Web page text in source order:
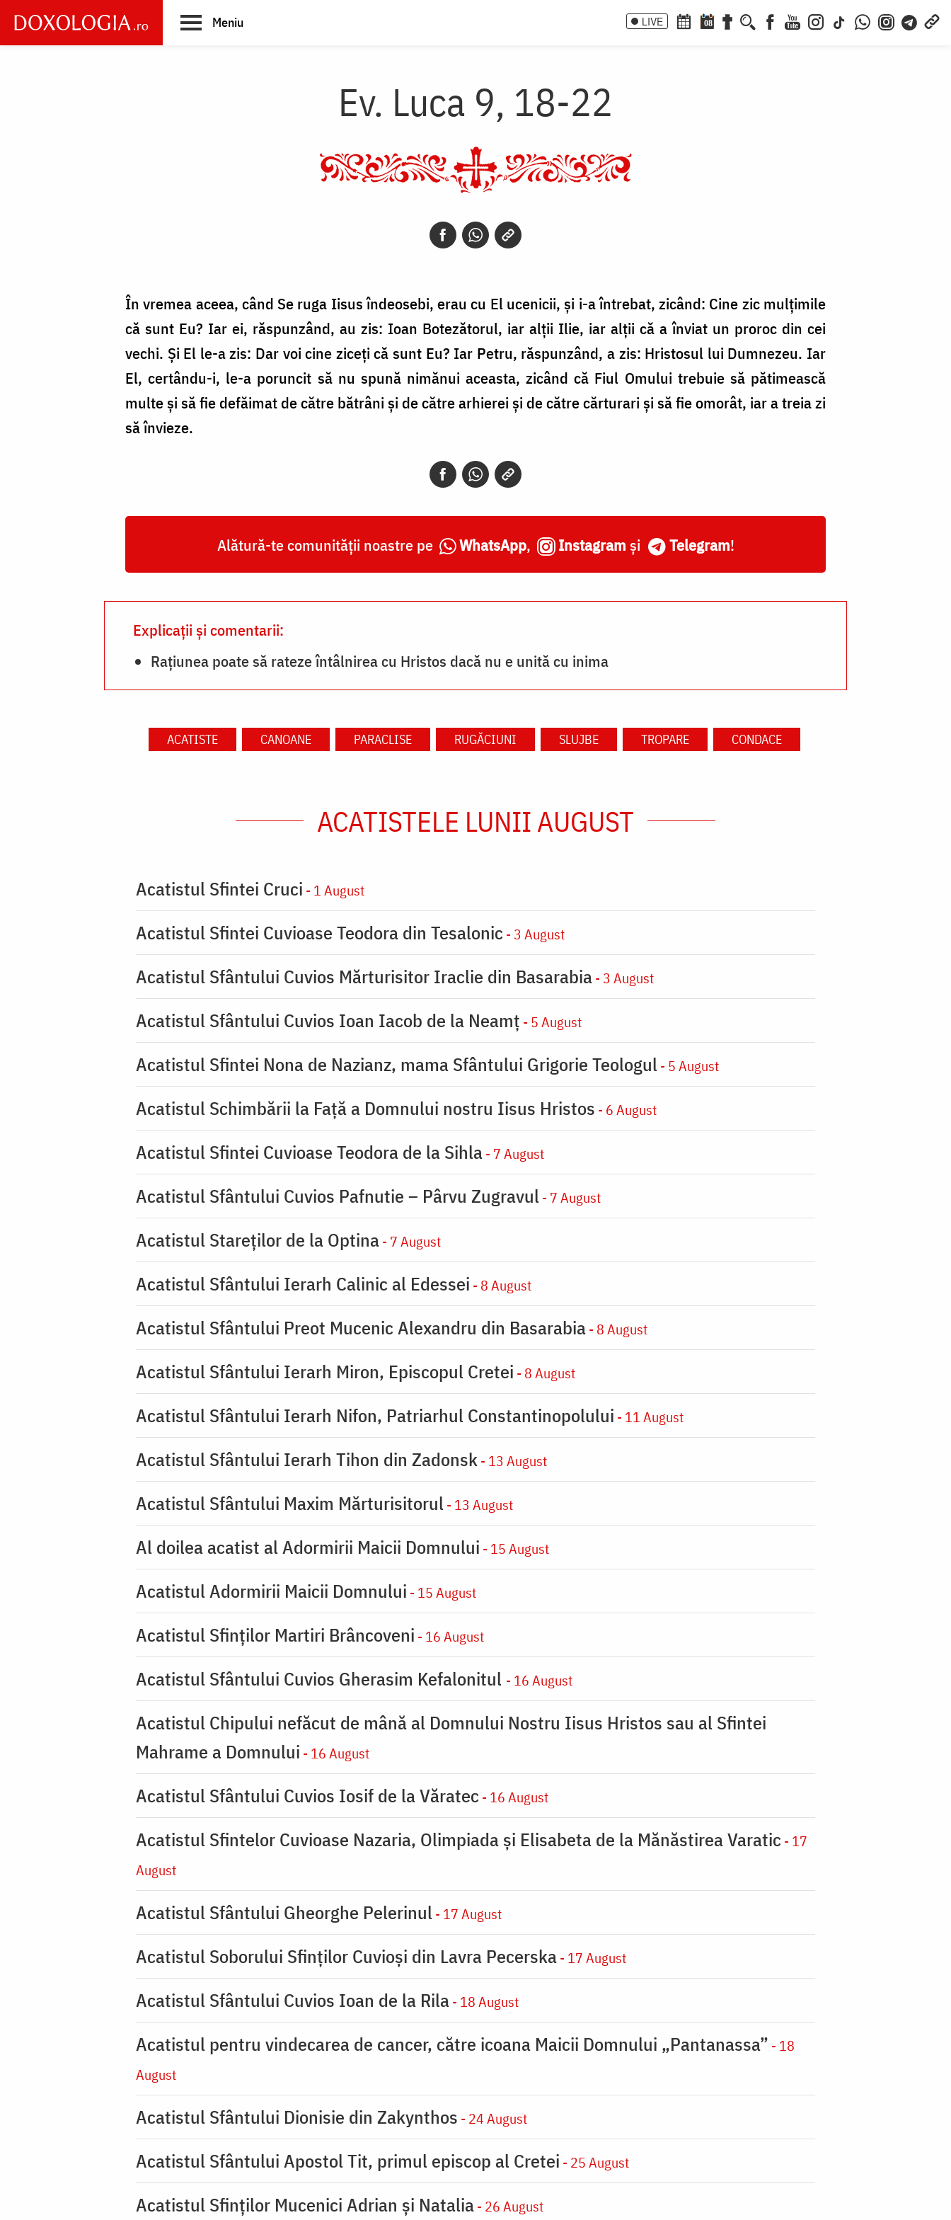
main
Meniu LIVE 08
Ev. Luca 9, 18-22
În vremea aceea, când Se ruga Iisus îndeosebi, erau cu El ucenicii, și i-a întrebat, zicând: Cine zic mulțimile
că sunt Eu? Iar ei, răspunzând, au zis: Ioan Botezătorul, iar alții Ilie, iar alții că a înviat un proroc din cei
vechi. Și El le-a zis: Dar voi cine ziceți că sunt Eu? Iar Petru, răspunzând, a zis: Hristosul lui Dumnezeu. Iar
El, certându-i, le-a poruncit să nu spună nimănui aceasta, zicând că Fiul Omului trebuie să pătimească
multe și să fie defăimat de către bătrâni și de către arhierei și de către cărturari și să fie omorât, iar a treia zi
să învieze.
Alătură-te comunității noastre pe WhatsApp, Instagram și Telegram!
Explicații și comentarii:
Rațiunea poate să rateze întâlnirea cu Hristos dacă nu e unită cu inima
ACATISTE CANOANE PARACLISE RUGĂCIUNI SLUJBE TROPARE CONDACE
ACATISTELE LUNII AUGUST
Acatistul Sfintei Cruci - 1 August
Acatistul Sfintei Cuvioase Teodora din Tesalonic - 3 August
Acatistul Sfântului Cuvios Mărturisitor Iraclie din Basarabia- 3 August
Acatistul Sfântului Cuvios Ioan Iacob de la Neamț - 5 August
Acatistul Sfintei Nona de Nazianz, mama Sfântului Grigorie Teologul - 5 August
Acatistul Schimbării la Faţă a Domnului nostru Iisus Hristos - 6 August
Acatistul Sfintei Cuvioase Teodora de la Sihla- 7 August
Acatistul Sfântului Cuvios Pafnutie – Pârvu Zugravul - 7 August
Acatistul Stareţilor de la Optina- 7 August
Acatistul Sfântului Ierarh Calinic al Edessei - 8 August
Acatistul Sfântului Preot Mucenic Alexandru din Basarabia- 8 August
Acatistul Sfântului Ierarh Miron, Episcopul Cretei - 8 August
Acatistul Sfântului Ierarh Nifon, Patriarhul Constantinopolului - 11 August
Acatistul Sfântului Ierarh Tihon din Zadonsk - 13 August
Acatistul Sfântului Maxim Mărturisitorul - 13 August
Al doilea acatist al Adormirii Maicii Domnului - 15 August
Acatistul Adormirii Maicii Domnului - 15 August
Acatistul Sfinților Martiri Brâncoveni - 16 August
Acatistul Sfântului Cuvios Gherasim Kefalonitul - 16 August
Acatistul Chipului nefăcut de mână al Domnului Nostru Iisus Hristos sau al Sfintei
Mahrame a Domnului - 16 August
Acatistul Sfântului Cuvios Iosif de la Văratec - 16 August
Acatistul Sfintelor Cuvioase Nazaria, Olimpiada și Elisabeta de la Mănăstirea Varatic - 17
August
Acatistul Sfântului Gheorghe Pelerinul - 17 August
Acatistul Soborului Sfinților Cuvioși din Lavra Pecerska- 17 August
Acatistul Sfântului Cuvios Ioan de la Rila- 18 August
Acatistul pentru vindecarea de cancer, către icoana Maicii Domnului „Pantanassa” - 18
August
Acatistul Sfântului Dionisie din Zakynthos - 24 August
Acatistul Sfântului Apostol Tit, primul episcop al Cretei - 25 August
Acatistul Sfinților Mucenici Adrian și Natalia- 26 August